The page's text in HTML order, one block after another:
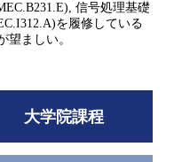
信号処理基礎
を履修している
望ましい。
大学院課程